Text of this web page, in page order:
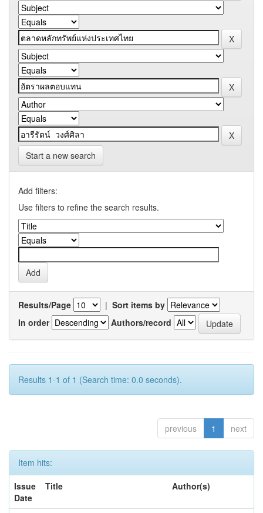
Start a new search
Add filters:
Use filters to refine the search results.
Results/Page | Sort items by
In order
Authors/record
Results 1-1 of 1 (Search time: 0.0 seconds).
previous 1 next
Item hits:
Issue
Date
Title Author(s)